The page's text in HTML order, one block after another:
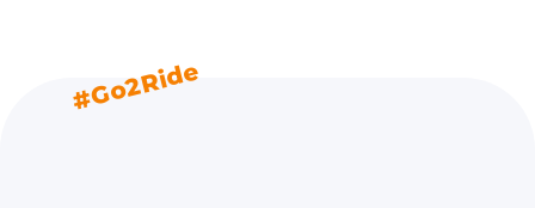
#Go2Ride